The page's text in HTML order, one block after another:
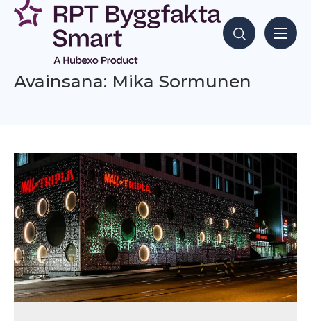
Siirry
sisältöön
Hae sisältöjä
Avainsana: Mika Sormunen